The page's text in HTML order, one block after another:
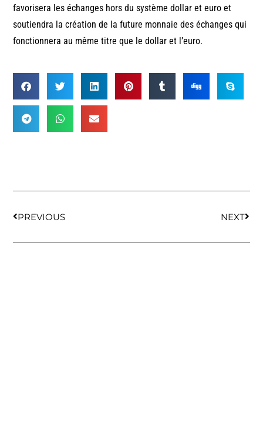
favorisera les échanges hors du système dollar et euro et
soutiendra la création de la future monnaie des échanges qui
fonctionnera au même titre que le dollar et l’euro.
PREVIOUS NEXT